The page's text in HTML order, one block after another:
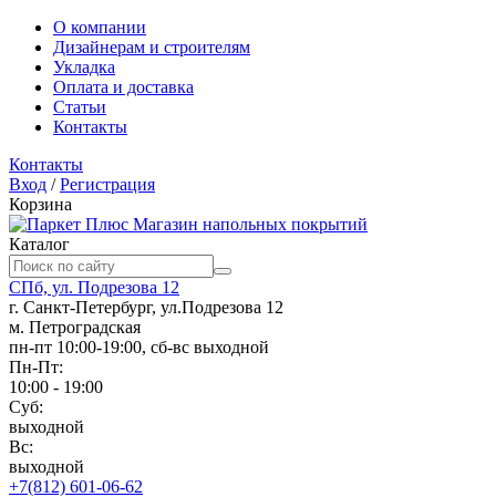
О компании
Дизайнерам и строителям
Укладка
Оплата и доставка
Статьи
Контакты
Контакты
Вход /Регистрация
Корзина
Магазин напольных покрытий
Каталог
СПб, ул. Подрезова 12
г. Санкт-Петербург, ул.Подрезова 12
м. Петроградская
пн-пт 10:00-19:00, сб-вс выходной
Пн-Пт:
10:00 - 19:00
Суб:
выходной
Вс:
выходной
+7(812) 601-06-62